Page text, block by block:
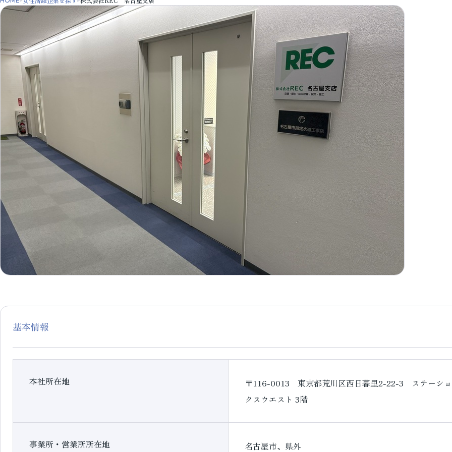
基本情報
本社所在地
〒116-0013 東京都荒川区西日暮里2-22-3 ステーショ
クスウエスト 3階
事業所・営業所所在地 名古屋市、県外